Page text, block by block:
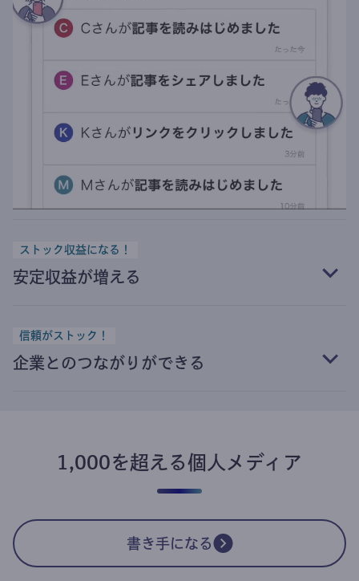
ストック収益になる！
安定収益が増える
信頼がストック！
企業とのつながりができる
1,000を超える個人メディア
書き手になる